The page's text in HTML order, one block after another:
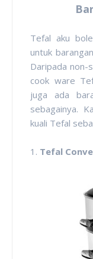
Tefal aku
untuk
Daripada non-
cook ware
juga ada
sebagainya.
kuali Tefal
1. Tefal